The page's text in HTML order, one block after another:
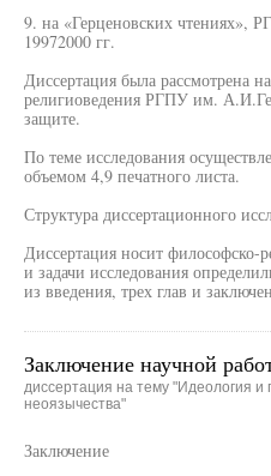
9. на «Герценовских
19972000 гг.
Диссертация была рассмотрена
религиоведения РГПУ им.
защите.
По теме исследования
объемом 4,9 печатного листа.
Структура диссертационного
Диссертация носит философско-
и задачи исследования
из введения, трех глав и
Заключение научной
диссертация на тему "Идеология и
неоязычества"
Заключение